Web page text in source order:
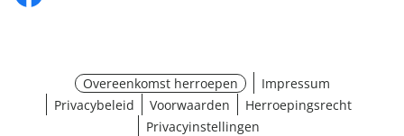
Overeenkomst herroepen
Impressum
Privacybeleid
Voorwaarden
Herroepingsrecht
Privacyinstellingen